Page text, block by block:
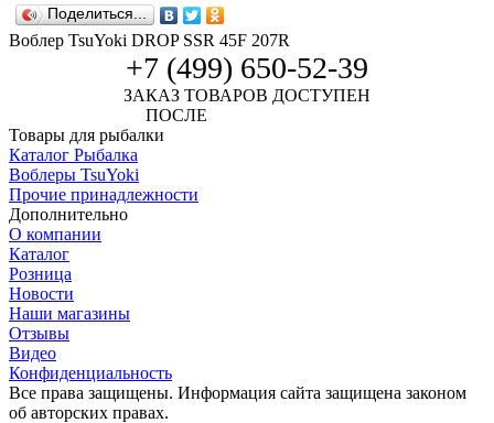
Поделиться...
Воблер TsuYoki DROP SSR 45F 207R
+7 (499) 650-52-39
ЗАКАЗ ТОВАРОВ ДОСТУПЕН
ПОСЛЕ
Товары для рыбалки
Каталог Рыбалка
Воблеры TsuYoki
Прочие принадлежности
Дополнительно
О компании
Каталог
Розница
Новости
Наши магазины
Отзывы
Видео
Конфиденциальность
Все права защищены. Информация сайта защищена законом
об авторских правах.